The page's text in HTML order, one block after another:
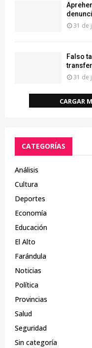
31 de
Falso
31 de
CARGAR
CATEGORÍAS
Análisis
Cultura
Deportes
Economía
Educación
El Alto
Farándula
Noticias
Política
Provincias
Salud
Seguridad
Sin categoría